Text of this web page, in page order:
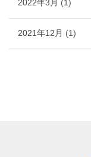
2022年3月 (1)
2021年12月 (1)